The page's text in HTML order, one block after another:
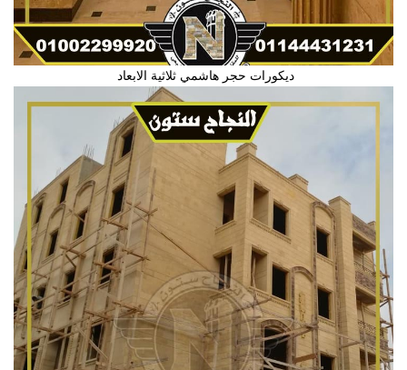
ديكورات حجر هاشمي ثلاثية الابعاد